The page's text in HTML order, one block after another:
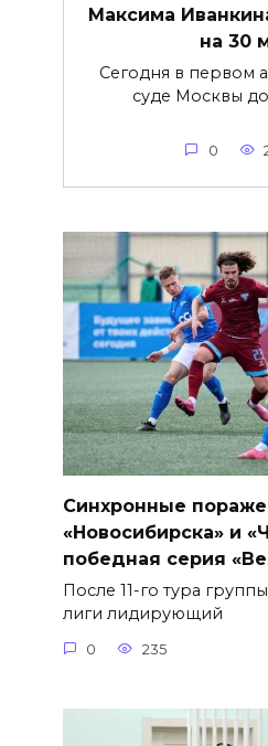
Максима
на 30
Сегодня в первом
суде Москвы
0
Синхронные
«Новосибирска» и
победная серия
После 11-го тура
лиги лидирующий
0 235